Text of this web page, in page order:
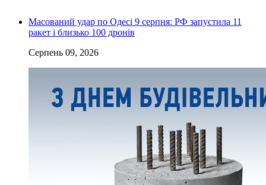
Масований удар по Одесі 9 серпня: РФ запустила 11
ракет і близько 100 дронів
Серпень 09, 2026